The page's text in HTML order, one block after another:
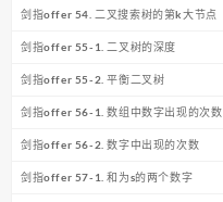
剑指offer 54. 二叉搜索树的第k大节点
剑指offer 55-1. 二叉树的深度
剑指offer 55-2. 平衡二叉树
剑指offer 56-1. 数组中数字出现的次数
剑指offer 56-2. 数字中出现的次数
剑指offer 57-1. 和为s的两个数字